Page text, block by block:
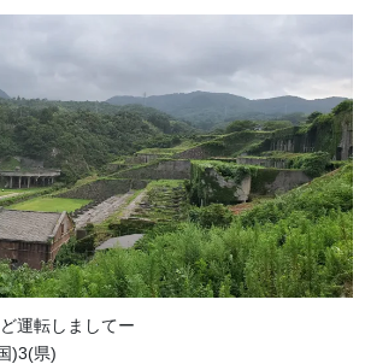
運転しましてー
)3(県)